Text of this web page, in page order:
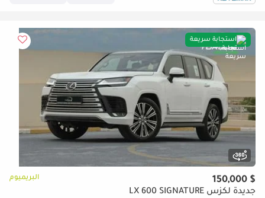
استجابة سريعة
$ 150,000 البريميوم
جديدة لكزس LX 600 SIGNATURE